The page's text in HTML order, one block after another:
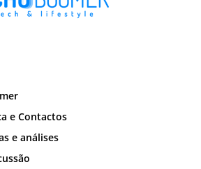
e Contactos
e análises